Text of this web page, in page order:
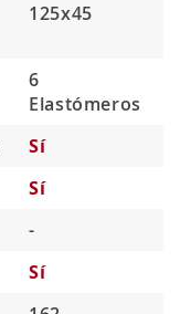
125x45
6
Elastómeros
Sí
Sí
-
Sí